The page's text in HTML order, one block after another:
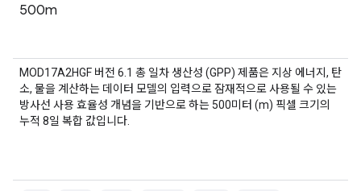
500m
MOD17A2HGF 버전 6.1 총 일차 생산성 (GPP) 제품은 지상 에너지, 탄
소, 물을 계산하는 데이터 모델의 입력으로 잠재적으로 사용될 수 있는
방사선 사용 효율성 개념을 기반으로 하는 500미터 (m) 픽셀 크기의
누적 8일 복합 값입니다.